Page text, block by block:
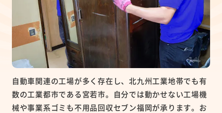
自動車関連の工場が多く存在し、北九州工業地帯でも有
数の工業都市である宮若市。自分では動かせない工場機
械や事業系ゴミも不用品回収セブン福岡が承ります。お